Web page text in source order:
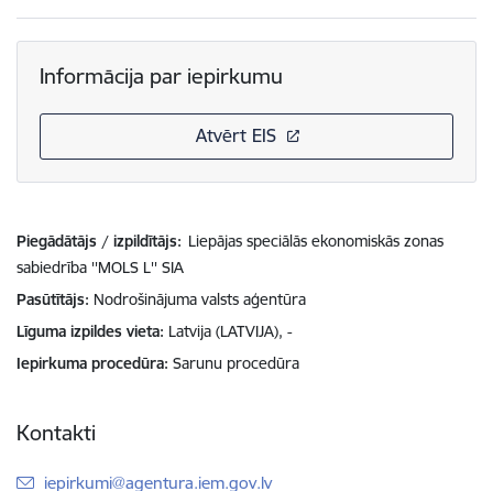
Informācija par iepirkumu
Atvērt EIS
Piegādātājs / izpildītājs: Liepājas speciālās ekonomiskās zonas
sabiedrība ''MOLS L'' SIA
Pasūtītājs Nodrošinājuma valsts aģentūra
Līguma izpildes vieta Latvija (LATVIJA), -
Iepirkuma procedūra Sarunu procedūra
Kontakti
E-pasts:
iepirkumi@agentura.iem.gov.lv